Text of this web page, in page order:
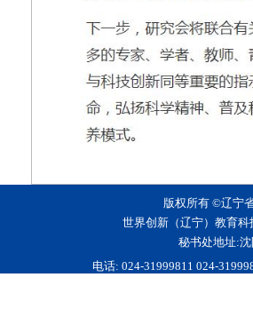
版权所有 ©辽宁
世界创新（辽宁）教育
秘书处地址:
电话: 024-31999811 024-